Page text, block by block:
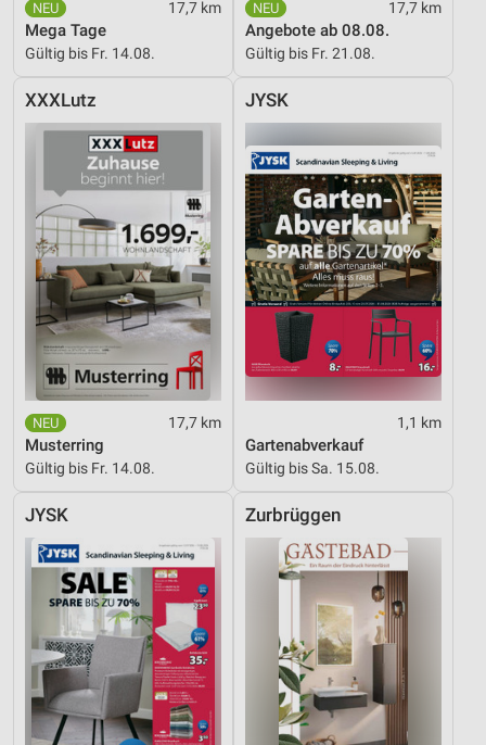
17,7 km
Mega Tage
Gültig bis Fr. 14.08.
17,7 km
Angebote ab 08.08.
Gültig bis Fr. 21.08.
XXXLutz
17,7 km
Musterring
Gültig bis Fr. 14.08.
JYSK
1,1 km
Gartenabverkauf
Gültig bis Sa. 15.08.
JYSK Zurbrüggen